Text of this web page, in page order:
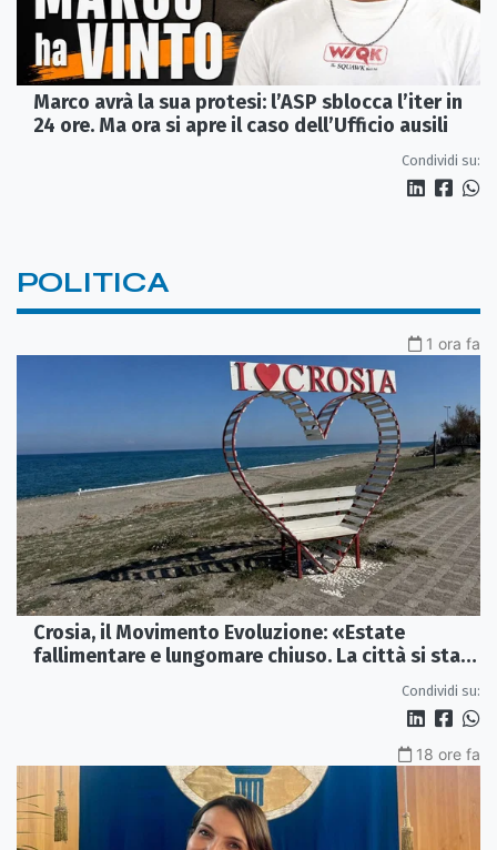
Marco avrà la sua protesi: l’ASP sblocca l’iter in
24 ore. Ma ora si apre il caso dell’Ufficio ausili
Condividi su:
POLITICA
1 ora fa
Crosia, il Movimento Evoluzione: «Estate
fallimentare e lungomare chiuso. La città si sta
Condividi su:
18 ore fa